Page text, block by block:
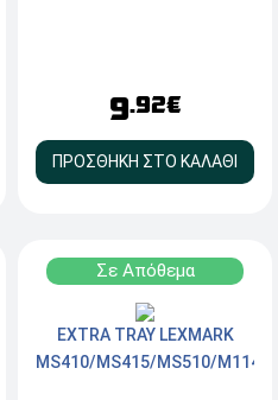
9.92€
ΠΡΟΣΘΗΚΗ ΣΤΟ ΚΑΛΑΘΙ
Σε Απόθεμα
EXTRA TRAY LEXMARK
MS410/MS415/MS510/M1145